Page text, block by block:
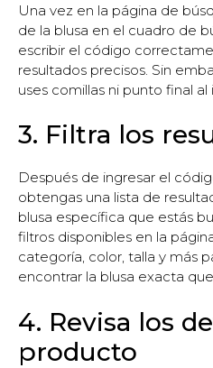
Una vez en la página de
de la blusa en el cuadro de
escribir el código
resultados precisos. Sin
uses comillas ni punto final al
3. Filtra los
Después de ingresar el
obtengas una lista de
blusa específica que estás
filtros disponibles en la
categoría, color, talla y más
encontrar la blusa exacta
4. Revisa los
producto